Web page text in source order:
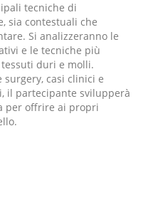
tecniche di
sia contestuali che
Si analizzeranno le
e le tecniche più
duri e molli.
casi clinici e
il partecipante svilupperà
per offrire ai propri